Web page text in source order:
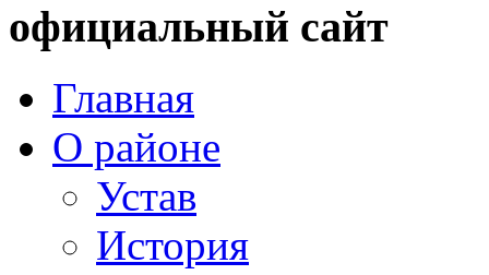
официальный сайт
Главная
О районе
Устав
История